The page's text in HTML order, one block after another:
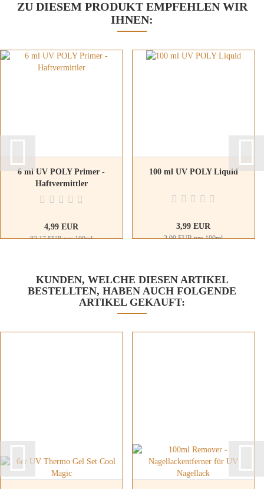
ZU DIESEM PRODUKT EMPFEHLEN WIR
IHNEN:
6 ml UV POLY Primer -
Haftvermittler
4,99 EUR
83,17 EUR pro 100ml
100 ml UV POLY Liquid
3,99 EUR
3,99 EUR pro 100ml
KUNDEN, WELCHE DIESEN ARTIKEL
BESTELLTEN, HABEN AUCH FOLGENDE
ARTIKEL GEKAUFT: